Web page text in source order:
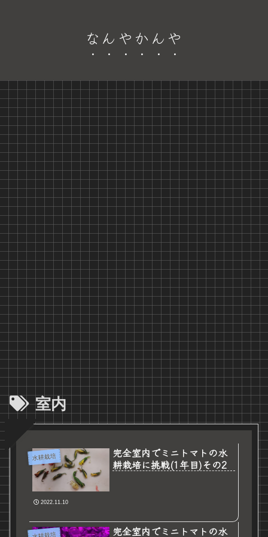
なんやかんや
室内
水耕栽培
完全室内でミニトマトの水
耕栽培に挑戦(1年目)その2
2022.11.10
完全室内でミニトマトの水